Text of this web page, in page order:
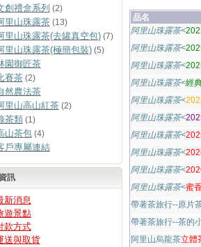
創禮盒系列 (2)
里山珠露茶(13)
里山珠露茶(去罐真空包)(7)
里山珠露茶(極簡包裝)(5)
園御匠茶
賽茶(2)
然農法茶
里山高山紅茶(2)
茶類 (1)
山茶包(4)
戶專屬連結
訊
新消息
遊景點
款方式
送與取貨
品名
阿里山珠露茶<
阿里山珠露茶<
阿里山珠露茶<
阿里山珠露茶<經
阿里山珠露茶<
阿里山珠露茶<
阿里山珠露茶<
阿里山珠露茶<
阿里山珠露茶<
阿里山珠露茶<蜜
帶著茶旅行--原片
帶著茶旅行--茶的
阿里山烏龍茶立體